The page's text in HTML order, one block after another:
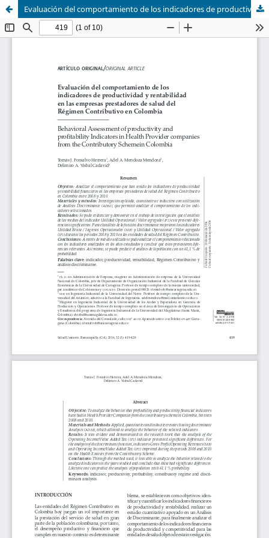
Evaluación del comportamiento de los indicadores de productividad y rentabilidad en las Empresas Prestadores de Salud del régimen Contributivo en Colombia